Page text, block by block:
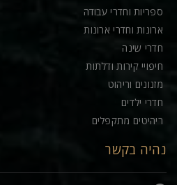
ספריות וחדרי עבודה
ארונות וחדרי ארונות
חדרי שינה
חיפויי קירות ודלתות
מזנונים וריהוט
חדרי ילדים
ריהיטים מתקפלים
נהיה בקשר